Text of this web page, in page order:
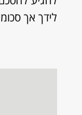
לידך אך